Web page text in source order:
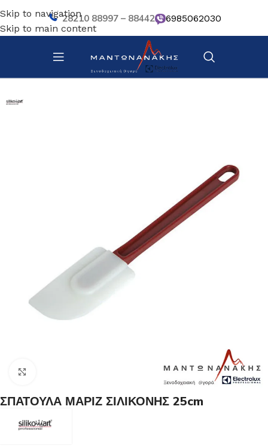
Skip to navigation
Skip to main content
28210 88997 – 88442 6985062030
Αρχική σελίδα/
ΣΠΑΤΟΥΛΑ ΜΑΡΙΖ ΣΙΛΙΚΟΝΗΣ 25cm